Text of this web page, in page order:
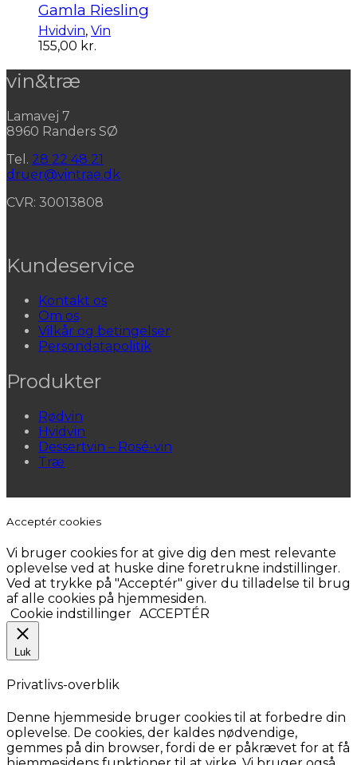
Gamla Riesling
Hvidvin, Vin
155,00 kr.
vin&træ
Lamavej 7
8960 Randers SØ
Tel. 28 22 48 21
druer@vintrae.dk
CVR: 30013808
Kundeservice
Kontakt os
Om os
Vilkår og betingelser
Persondatapolitik
Produkter
Rødvin
Hvidvin
Dessertvin – Rosé-vin
Træ
Acceptér cookies
Vi bruger cookies for at give dig den mest relevante
oplevelse ved at huske dine foretrukne indstillinger.
Ved at trykke på "Acceptér" giver du tilladelse til brug
af alle cookies på hjemmesiden.
Cookie indstillinger ACCEPTÉR
Luk
Privatlivs-overblik
Denne hjemmeside bruger cookies til at forbedre din
oplevelse. De cookies, der kaldes nødvendige,
gemmes på din browser, fordi de er påkrævet for at få